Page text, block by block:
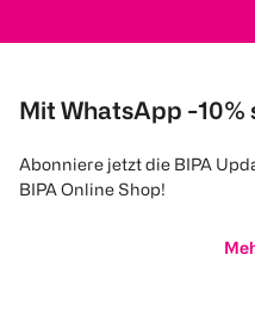
Mit WhatsApp -10%
Abonniere jetzt die BIPA
BIPA Online Shop!